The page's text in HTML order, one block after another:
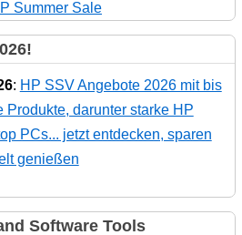
: HP SSV Angebote 2026 mit bis
Produkte, darunter starke HP
PCs... jetzt entdecken, sparen
genießen
Software Tools